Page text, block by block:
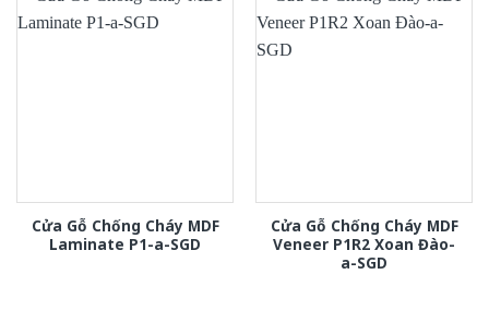
Cửa Gỗ Chống Cháy MDF
Laminate P1-a-SGD
Cửa Gỗ Chống Cháy MDF
Veneer P1R2 Xoan Đào-
a-SGD